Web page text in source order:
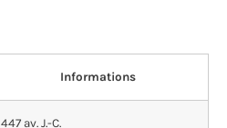
Informations
447 av. J.-C.